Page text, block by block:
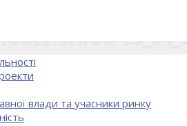
влади та учасники ринку